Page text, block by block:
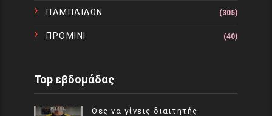
ΠΑΜΠΑΙΔΩΝ (305)
ΠΡΟΜΙΝΙ (40)
Top εβδομάδας
Θες να γίνεις διαιτητής